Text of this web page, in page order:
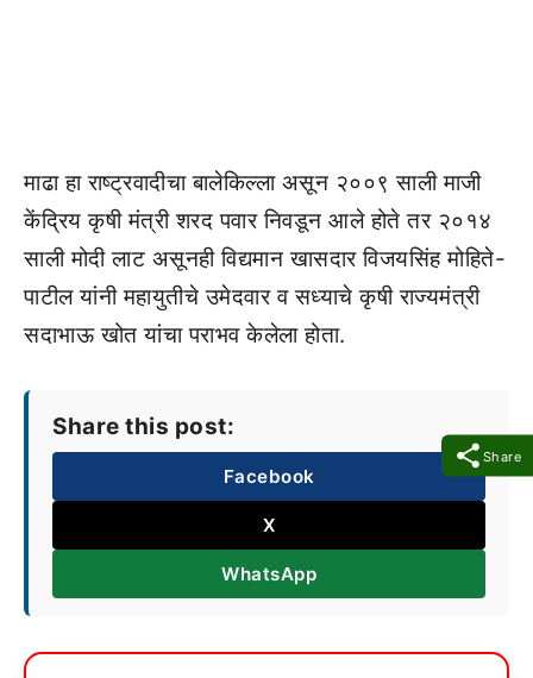
Share
माढा हा राष्ट्रवादीचा बालेकिल्ला असून २००९ साली माजी
केंद्रिय कृषी मंत्री शरद पवार निवडून आले होते तर २०१४
साली मोदी लाट असूनही विद्यमान खासदार विजयसिंह मोहिते-
पाटील यांनी महायुतीचे उमेदवार व सध्याचे कृषी राज्यमंत्री
सदाभाऊ खोत यांचा पराभव केलेला होता.
Share this post:
Facebook
X
WhatsApp